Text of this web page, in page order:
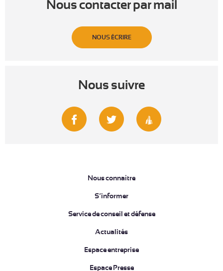
Nous contacter par mail
NOUS ÉCRIRE
Nous suivre
Nous connaître
S’informer
Service de conseil et défense
Actualités
Espace entreprise
Espace Presse